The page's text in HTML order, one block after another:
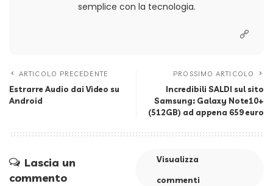
semplice con la tecnologia.
ARTICOLO PRECEDENTE
Estrarre Audio dai Video su
Android
PROSSIMO ARTICOLO
Incredibili SALDI sul sito
Samsung: Galaxy Note10+
(512GB) ad appena 659 euro
Lascia un
commento
Visualizza
commenti